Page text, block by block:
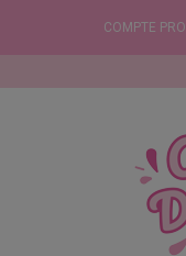
COMPTE PRO